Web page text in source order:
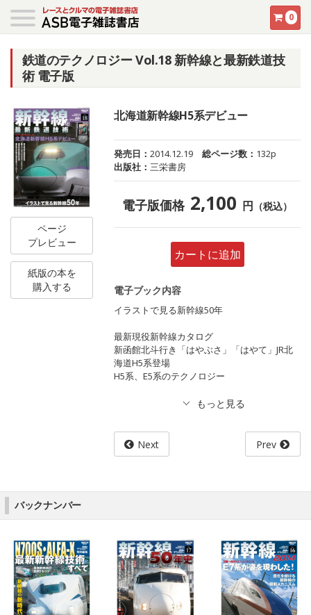
0
鉄道のテクノロジー Vol.18 新幹線と最新鉄道技
術 電子版
ページ
プレビュー
紙版の本を
購入する
北海道新幹線H5系デビュー
発売日：2014.12.19 総ページ数： 132p
出版社：三栄書房
電子版価格 2,100 円 （税込）
カートに追加
電子ブック内容
イラストで見る新幹線50年
最新現役新幹線カタログ
新函館北斗行き「はやぶさ」「はやて」JR北
海道H5系登場
H5系、E5系のテクノロジー
Next Prev
バックナンバー